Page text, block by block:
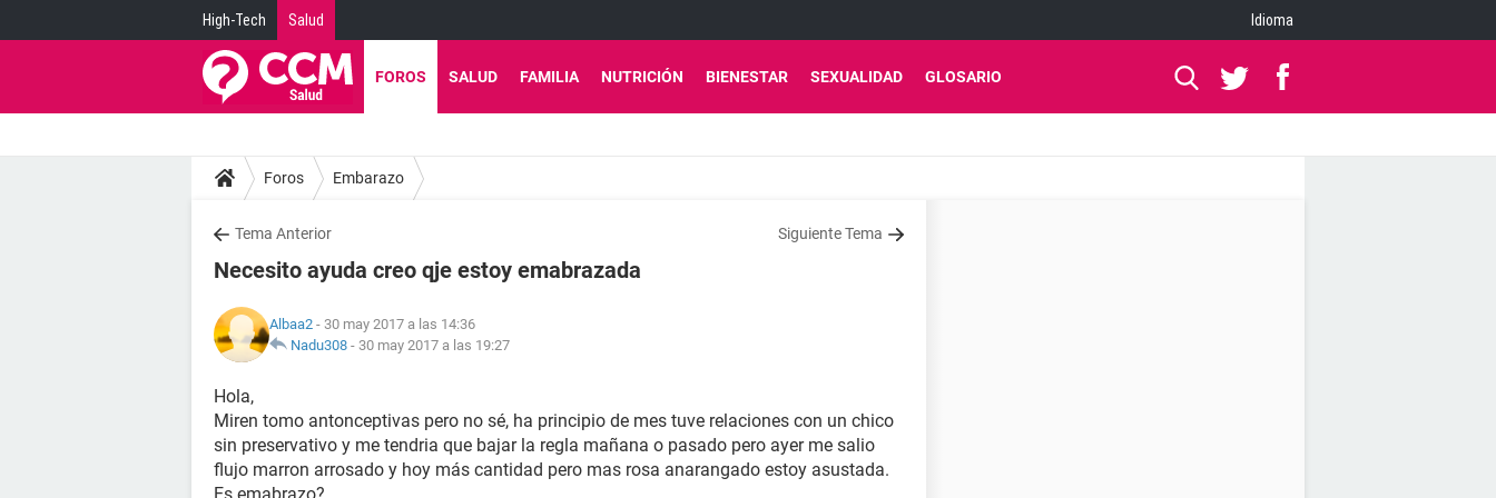
High-Tech Salud Idioma
FOROS SALUD FAMILIA NUTRICIÓN BIENESTAR SEXUALIDAD GLOSARIO
Foros Embarazo
Tema Anterior Siguiente Tema
Necesito ayuda creo qje estoy emabrazada
Albaa2 - 30 may 2017 a las 14:36
Nadu308 - 30 may 2017 a las 19:27
Hola,
Miren tomo antonceptivas pero no sé, ha principio de mes tuve relaciones con un chico
sin preservativo y me tendria que bajar la regla mañana o pasado pero ayer me salio
flujo marron arrosado y hoy más cantidad pero mas rosa anarangado estoy asustada.